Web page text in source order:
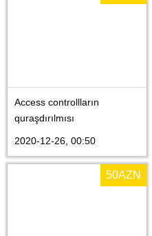
Access controllların
quraşdırılmısı
2020-12-26, 00:50
50AZN